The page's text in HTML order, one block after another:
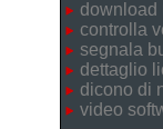
download
controlla
segnala
dettaglio
dicono di
video